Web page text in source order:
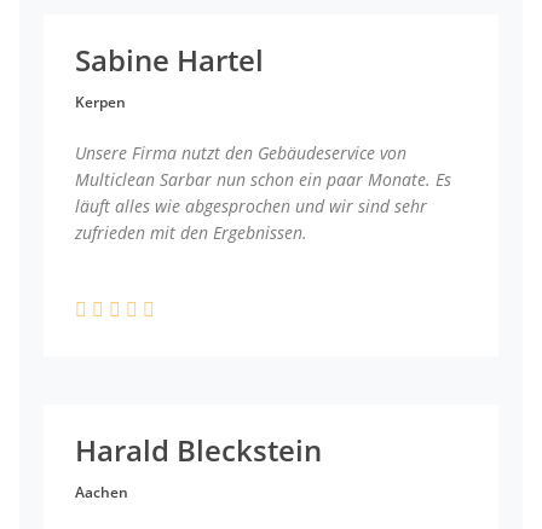
Sabine Hartel
Kerpen
Unsere Firma nutzt den Gebäudeservice von
Multiclean Sarbar nun schon ein paar Monate. Es
läuft alles wie abgesprochen und wir sind sehr
zufrieden mit den Ergebnissen.
Harald Bleckstein
Aachen